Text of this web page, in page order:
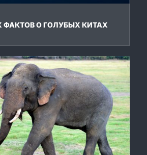
ФАКТОВ О ГОЛУБЫХ КИТАХ